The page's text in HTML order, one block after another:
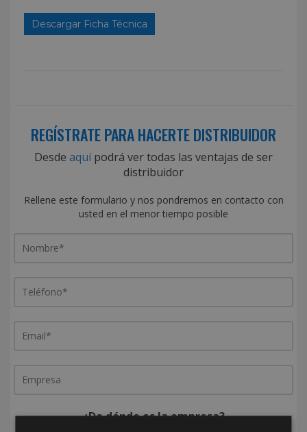
Descargar Ficha Técnica
REGÍSTRATE PARA HACERTE DISTRIBUIDOR
Desde aquípodrá ver todas las ventajas de ser
distribuidor
Rellene este formulario y nos pondremos en contacto con
usted en el menor tiempo posible
¿De dónde es la empresa?